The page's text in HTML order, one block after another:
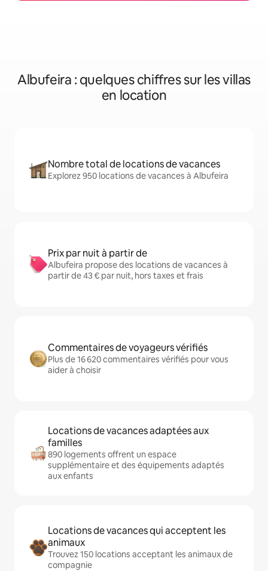
Albufeira : quelques chiffres sur les villas
en location
Nombre total de locations de vacances
Explorez 950 locations de vacances à Albufeira
Prix par nuit à partir de
Albufeira propose des locations de vacances à
partir de 43 € par nuit, hors taxes et frais
Commentaires de voyageurs vérifiés
Plus de 16 620 commentaires vérifiés pour vous
aider à choisir
Locations de vacances adaptées aux
familles
890 logements offrent un espace
supplémentaire et des équipements adaptés
aux enfants
Locations de vacances qui acceptent les
animaux
Trouvez 150 locations acceptant les animaux de
compagnie